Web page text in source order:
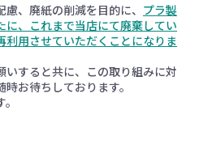
、廃紙の削減を目的に、 プラ製
に、これまで当店にて廃棄してい
利用させていただくことになりま
いすると共に、この取り組みに対
お待ちしております。